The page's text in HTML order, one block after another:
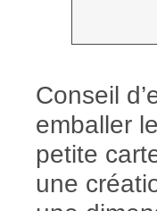
Conseil
emballer
petite
une